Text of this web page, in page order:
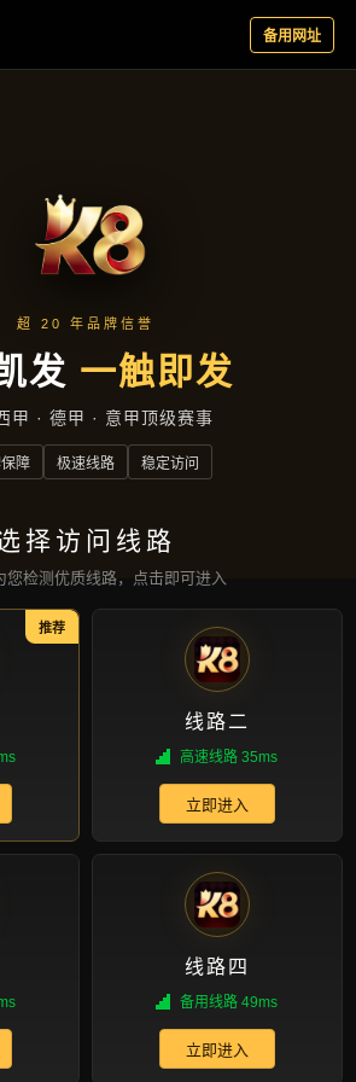
产品汇总
首页 产品汇总